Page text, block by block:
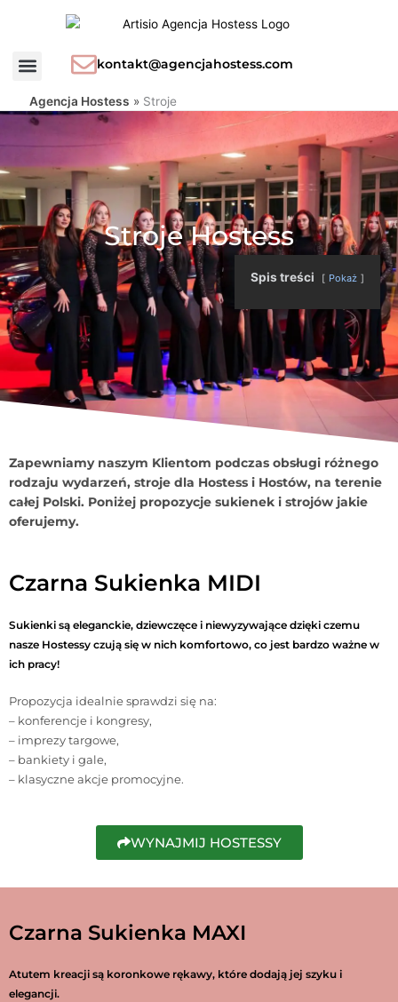
kontakt@agencjahostess.com
Agencja Hostess » Stroje
Stroje Hostess
Spis treści Pokaż
Zapewniamy naszym Klientom podczas obsługi różnego
rodzaju wydarzeń, stroje dla Hostess i Hostów, na terenie
całej Polski. Poniżej propozycje sukienek i strojów jakie
oferujemy.
Czarna Sukienka MIDI
Sukienki są eleganckie, dziewczęce i niewyzywające dzięki czemu
nasze Hostessy czują się w nich komfortowo, co jest bardzo ważne w
ich pracy!
Propozycja idealnie sprawdzi się na:
– konferencje i kongresy,
– imprezy targowe,
– bankiety i gale,
– klasyczne akcje promocyjne.
WYNAJMIJ HOSTESSY
Czarna Sukienka MAXI
Atutem kreacji są koronkowe rękawy, które dodają jej szyku i
elegancji.